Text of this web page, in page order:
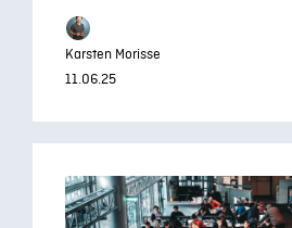
Karsten Morisse
11.06.25